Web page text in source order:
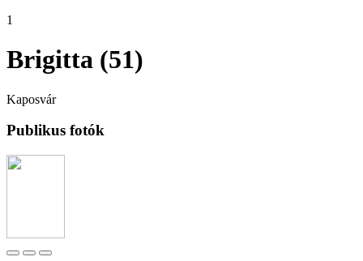
1
Brigitta (51)
Kaposvár
Publikus fotók